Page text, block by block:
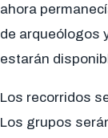
ahora
de arqueólogos
estarán
Los recorridos
Los grupos